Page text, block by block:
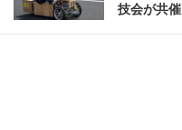
技会が共催